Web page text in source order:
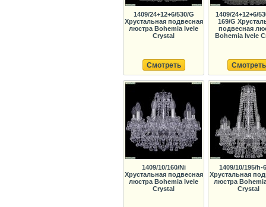
1409/24+12+6/530/G
Хрустальная подвесная
люстра Bohemia Ivele
Crystal
Смотреть
1409/24+12+6/
169/G
подвесная
Bohemia Ivele
Смотреть
1409/10/160/Ni
Хрустальная подвесная
люстра Bohemia Ivele
Crystal
1409/10/195/h-
Хрустальная
люстра
Crystal